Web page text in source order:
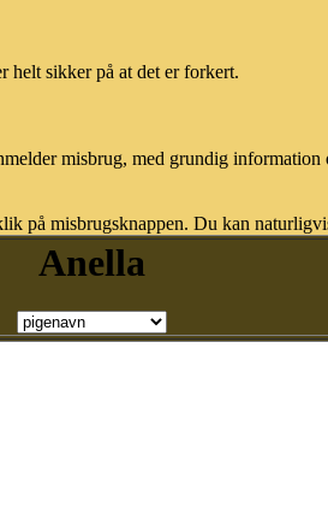
helt sikker på at det er forkert.
misbrug, med grundig information
på misbrugsknappen. Du kan
Anella